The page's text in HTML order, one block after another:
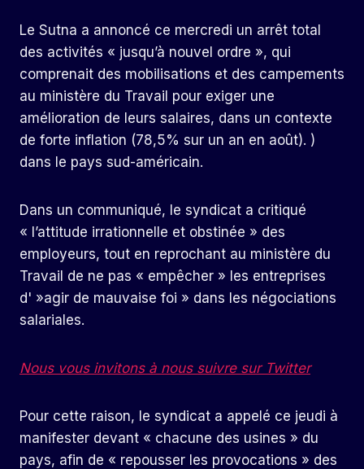
Le Sutna a annoncé ce mercredi un arrêt total
des activités « jusqu’à nouvel ordre », qui
comprenait des mobilisations et des campements
au ministère du Travail pour exiger une
amélioration de leurs salaires, dans un contexte
de forte inflation (78,5% sur un an en août). )
dans le pays sud-américain.
Dans un communiqué, le syndicat a critiqué
« l’attitude irrationnelle et obstinée » des
employeurs, tout en reprochant au ministère du
Travail de ne pas « empêcher » les entreprises
d' »agir de mauvaise foi » dans les négociations
salariales.
Nous vous invitons à nous suivre sur Twitter
Pour cette raison, le syndicat a appelé ce jeudi à
manifester devant « chacune des usines » du
pays, afin de « repousser les provocations » des